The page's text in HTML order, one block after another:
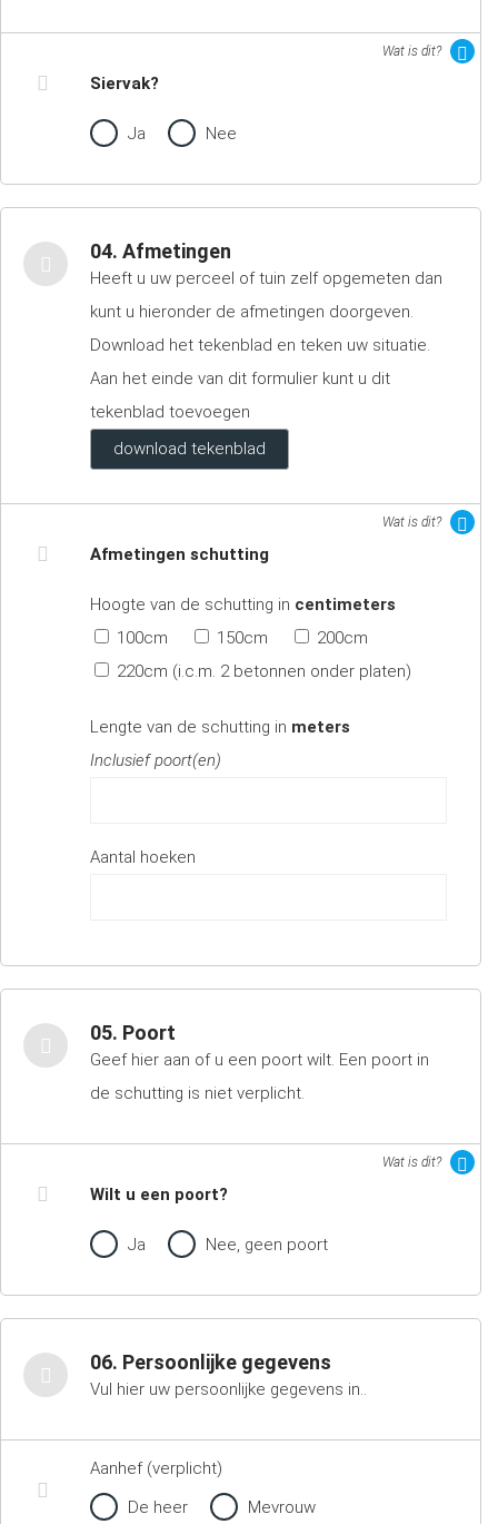
Wat is dit?
Siervak?
Ja Nee
04. Afmetingen
Heeft u uw perceel of tuin zelf opgemeten dan
kunt u hieronder de afmetingen doorgeven.
Download het tekenblad en teken uw situatie.
Aan het einde van dit formulier kunt u dit
tekenblad toevoegen
download tekenblad
Wat is dit?
Afmetingen schutting
Hoogte van de schutting in centimeters
100cm
150cm
200cm
220cm (i.c.m. 2 betonnen onder platen)
Lengte van de schutting in meters
Inclusief poort(en)
Aantal hoeken
05. Poort
Geef hier aan of u een poort wilt. Een poort in
de schutting is niet verplicht.
Wat is dit?
Wilt u een poort?
Ja Nee, geen poort
06. Persoonlijke gegevens
Vul hier uw persoonlijke gegevens in..
Aanhef (verplicht)
De heer
Mevrouw